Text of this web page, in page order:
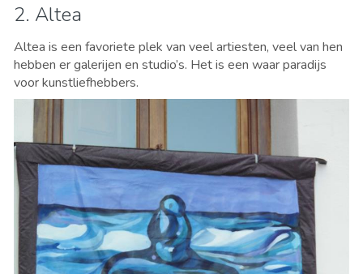
2. Altea
Altea is een favoriete plek van veel artiesten, veel van hen
hebben er galerijen en studio’s. Het is een waar paradijs
voor kunstliefhebbers.